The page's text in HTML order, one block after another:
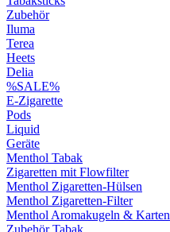
Zubehör
Iluma
Terea
Heets
Delia
%SALE%
E-Zigarette
Pods
Liquid
Geräte
Menthol Tabak
Zigaretten mit Flowfilter
Menthol Zigaretten-Hülsen
Menthol Zigaretten-Filter
Menthol Aromakugeln & Karten
Zubehör Tabak